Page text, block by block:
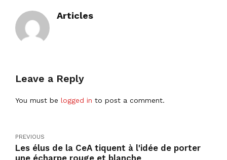
Articles
Leave a Reply
You must be logged in to post a comment.
PREVIOUS
Les élus de la CeA tiquent à l'idée de porter